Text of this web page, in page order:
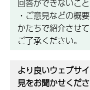
回答ができないこと
・ご意見などの概
かたちで紹介させ
ご了承ください。
より良いウェブサ
見をお聞かせくだ